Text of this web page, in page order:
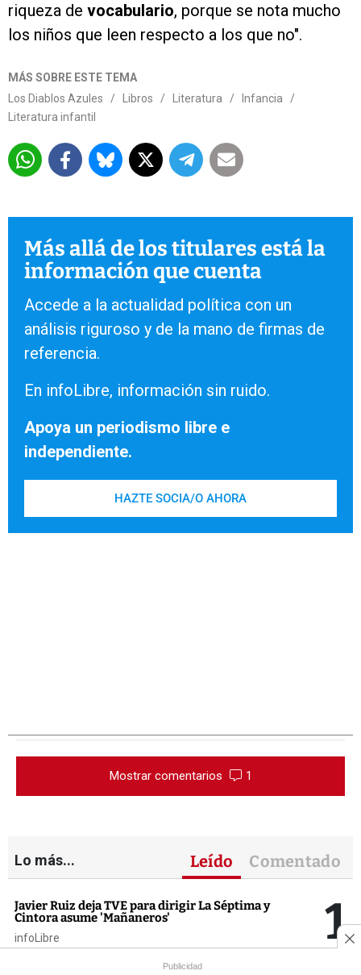
riqueza de vocabulario, porque se nota mucho
los niños que leen respecto a los que no".
MÁS SOBRE ESTE TEMA
Los Diablos Azules
/ Libros / Literatura / Infancia
/
Literatura infantil
Más allá de los titulares está la
información que cuenta
Accede a la actualidad política con un
análisis riguroso y de la mano de firmas de
referencia.
En infoLibre, información sin ruido.
Apoya un periodismo libre e
independiente.
HAZTE SOCIA/O AHORA
Mostrar comentarios 1
Lo más... Leído Comentado
Javier Ruiz deja TVE para dirigir La Séptima y
Cintora asume 'Mañaneros'
infoLibre 1
Publicidad